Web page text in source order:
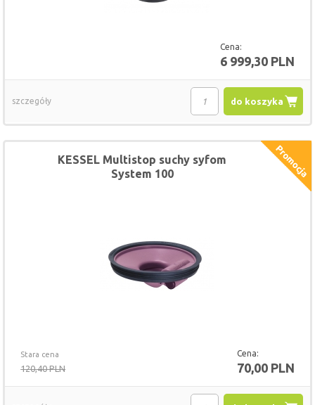
Cena:
6 999,30 PLN
do koszyka
szczegóły
Stara cena
120,40 PLN
Cena:
70,00 PLN
KESSEL Multistop suchy syfom
System 100